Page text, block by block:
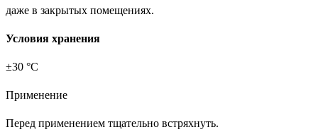
даже в закрытых помещениях.
Условия хранения
±30 °С
Применение
Перед применением тщательно встряхнуть.